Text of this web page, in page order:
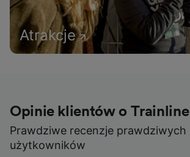
Atrakcje
Opinie klientów o Trainline
Prawdziwe recenzje prawdziwych
użytkowników